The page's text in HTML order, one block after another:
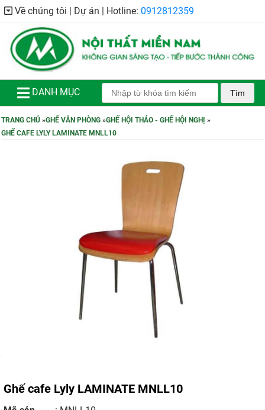
Về chúng tôi | Dự án | Hotline: 0912812359
DANH MỤC Tìm
TRANG CHỦ »GHẾ VĂN PHÒNG »GHẾ HỘI THẢO - GHẾ HỘI NGHỊ
»
GHẾ CAFE LYLY LAMINATE MNLL10
Ghế cafe Lyly LAMINATE MNLL10